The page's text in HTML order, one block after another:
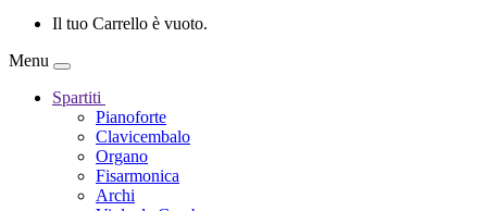
Il tuo Carrello è vuoto.
Menu
Spartiti
Pianoforte
Clavicembalo
Organo
Fisarmonica
Archi